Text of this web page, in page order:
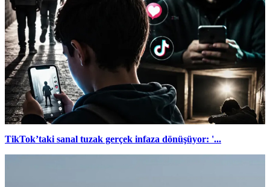
TikTok’taki sanal tuzak gerçek infaza dönüşüyor: '...